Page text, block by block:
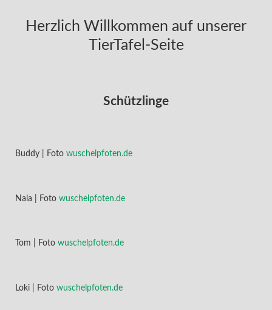
Herzlich Willkommen auf unserer
TierTafel-Seite
Schützlinge
Buddy | Foto wuschelpfoten.de
Nala | Foto wuschelpfoten.de
Tom | Foto wuschelpfoten.de
Loki | Foto wuschelpfoten.de